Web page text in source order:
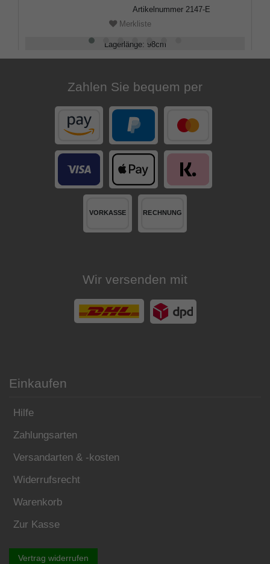
Artikelnummer 2147-E
Merkliste
Lagerlänge: 98cm
Zahlen Sie bequem per
Wir versenden mit
Einkaufen
Hilfe
Zahlungsarten
Versandarten & -kosten
Widerrufsrecht
Warenkorb
Zur Kasse
Vertrag widerrufen